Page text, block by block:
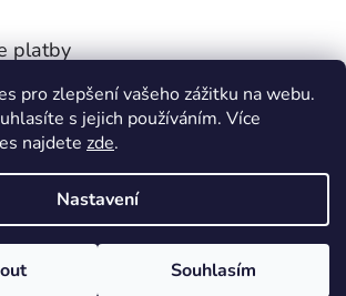
pro zlepšení vašeho zážitku na webu.
s jejich používáním. Více
najdete zde.
Nastavení
Souhlasím
platby
Vytvořil Shoptet
Podlahy HAVEL . Všechna práva vyhrazena.